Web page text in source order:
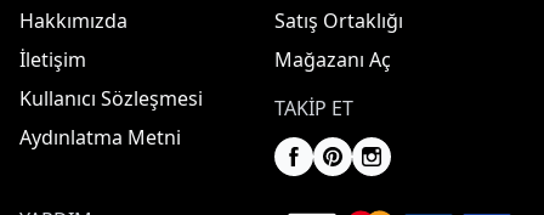
Hakkımızda
İletişim
Kullanıcı Sözleşmesi
Aydınlatma Metni
Satış Ortaklığı
Mağazanı Aç
TAKIP ET